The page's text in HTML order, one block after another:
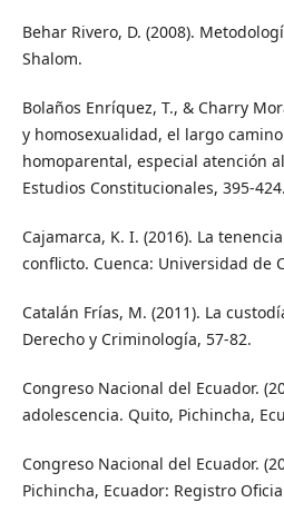
Behar Rivero, D. (2008).
Shalom.
Bolaños Enríquez, T., & Charry
y homosexualidad, el largo
homoparental, especial atención
Estudios Constitucionales, 395-424.
Cajamarca, K. I. (2016). La
conflicto. Cuenca: Universidad de
Catalán Frías, M. (2011). La
Derecho y Criminología, 57-82.
Congreso Nacional del Ecuador.
adolescencia. Quito, Pichincha,
Congreso Nacional del Ecuador.
Pichincha, Ecuador: Registro